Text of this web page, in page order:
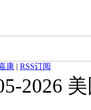
康 | RSS订阅
2026